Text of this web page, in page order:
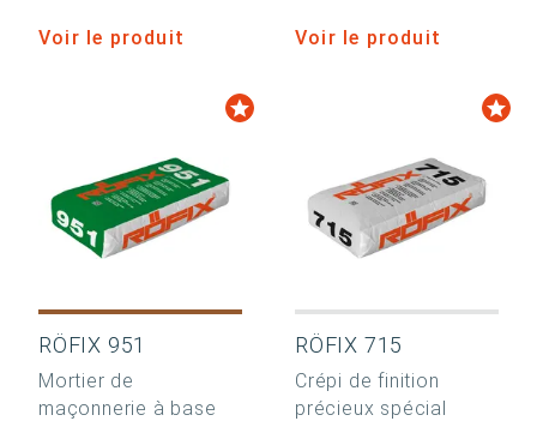
Voir le produit Voir le produit
RÖFIX 951
Mortier de
maçonnerie à base
RÖFIX 715
Crépi de finition
précieux spécial